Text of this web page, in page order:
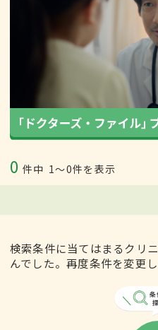
0 件中 1〜0件を表示
検索条件に当てはまるクリ
んでした。再度条件を変更